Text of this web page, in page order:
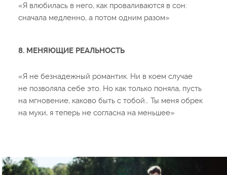
«Я влюбилась в него, как проваливаются в сон:
сначала медленно, а потом одним разом»
8. МЕНЯЮЩИЕ РЕАЛЬНОСТЬ
«Я не безнадежный романтик. Ни в коем случае
не позволяла себе это. Но как только поняла, пусть
на мгновение, каково быть с тобой… Ты меня обрек
на муки, я теперь не согласна на меньшее»